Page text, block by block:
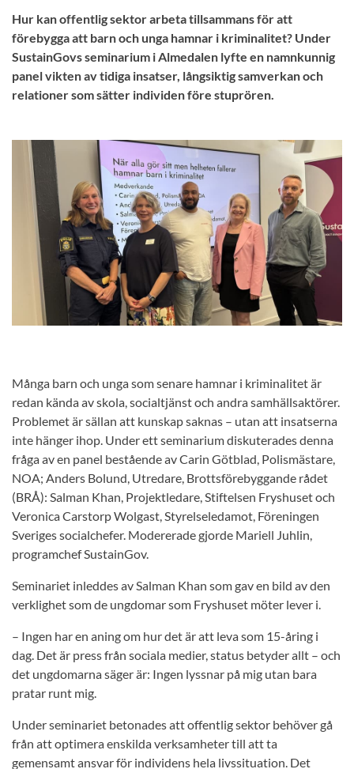
Hur kan offentlig sektor arbeta tillsammans för att
förebygga att barn och unga hamnar i kriminalitet? Under
SustainGovs seminarium i Almedalen lyfte en namnkunnig
panel vikten av tidiga insatser, långsiktig samverkan och
relationer som sätter individen före stuprören.
Många barn och unga som senare hamnar i kriminalitet är
redan kända av skola, socialtjänst och andra samhällsaktörer.
Problemet är sällan att kunskap saknas – utan att insatserna
inte hänger ihop. Under ett seminarium diskuterades denna
fråga av en panel bestående av Carin Götblad, Polismästare,
NOA; Anders Bolund, Utredare, Brottsförebyggande rådet
(BRÅ): Salman Khan, Projektledare, Stiftelsen Fryshuset och
Veronica Carstorp Wolgast, Styrelseledamot, Föreningen
Sveriges socialchefer. Modererade gjorde Mariell Juhlin,
programchef SustainGov.
Seminariet inleddes av Salman Khan som gav en bild av den
verklighet som de ungdomar som Fryshuset möter lever i.
– Ingen har en aning om hur det är att leva som 15-åring i
dag. Det är press från sociala medier, status betyder allt – och
det ungdomarna säger är: Ingen lyssnar på mig utan bara
pratar runt mig.
Under seminariet betonades att offentlig sektor behöver gå
från att optimera enskilda verksamheter till att ta
gemensamt ansvar för individens hela livssituation. Det